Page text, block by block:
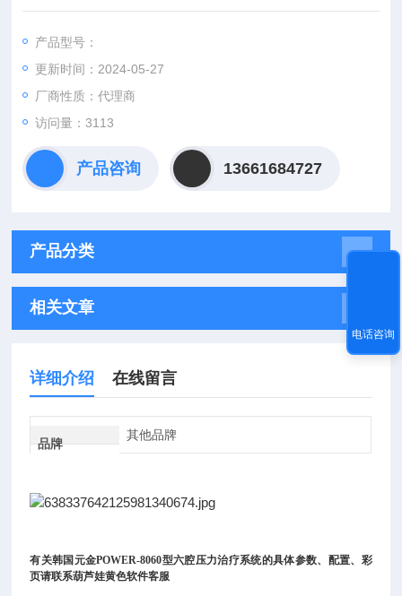
作软件组成。产品性能指标见技术要求。
产品型号：
更新时间：2024-05-27
厂商性质：代理商
访问量：3113
产品咨询 13661684727
产品分类
相关文章
详细介绍 在线留言
品牌
其他品牌
有关韩国元金POWER-8060型六腔压力治疗系统的具体参数、配置、彩
页请联系葫芦娃黄色软件客服
电话咨询